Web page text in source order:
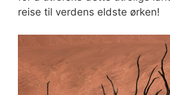
reise til verdens eldste ørken!